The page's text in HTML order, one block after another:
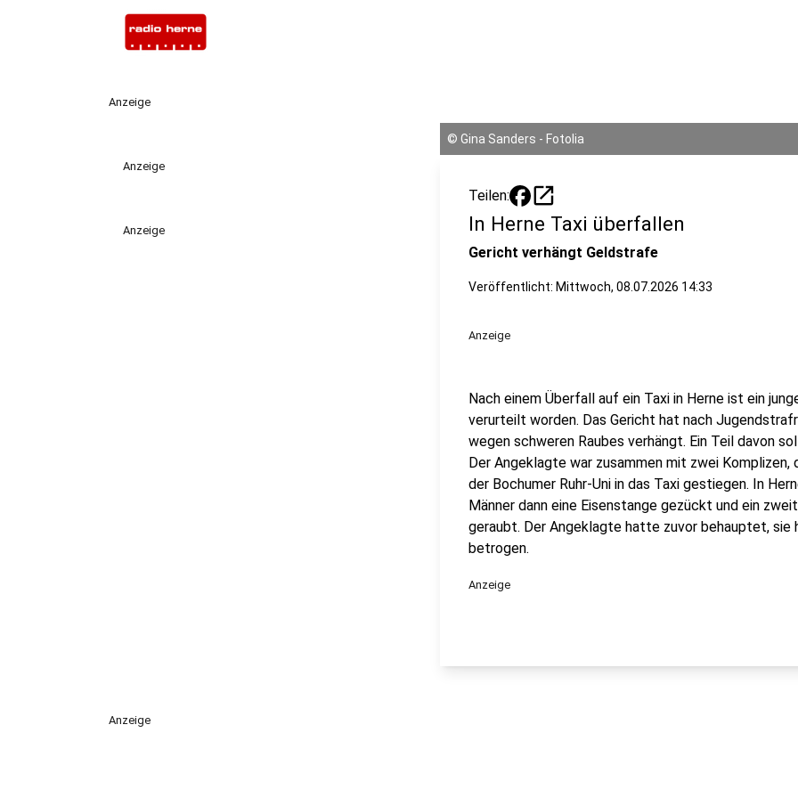
Anzeige
Anzeige
Anzeige
© Gina Sanders - Fotolia
Teilen: open_in_new
In Herne Taxi überfallen
Gericht verhängt Geldstrafe
Veröffentlicht: Mittwoch, 08.07.2026 14:33
Anzeige
Nach einem Überfall auf ein Taxi in Herne ist ein
verurteilt worden. Das Gericht hat nach
wegen schweren Raubes verhängt. Ein Teil davon
Der Angeklagte war zusammen mit zwei
der Bochumer Ruhr-Uni in das Taxi gestiegen. In
Männer dann eine Eisenstange gezückt und ein
geraubt. Der Angeklagte hatte zuvor behauptet, sie
betrogen.
Anzeige
Anzeige